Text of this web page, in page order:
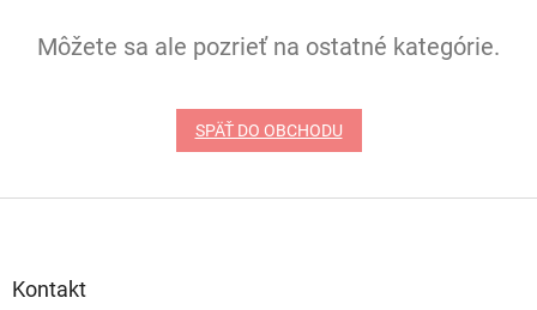
Môžete sa ale pozrieť na ostatné kategórie.
SPÄŤ DO OBCHODU
Kontakt